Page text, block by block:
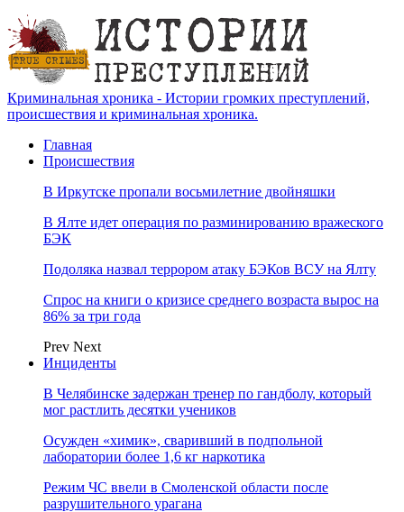
Криминальная хроника - Истории громких преступлений,
происшествия и криминальная хроника.
Главная
Происшествия
В Иркутске пропали восьмилетние двойняшки
В Ялте идет операция по разминированию вражеского
БЭК
Подоляка назвал террором атаку БЭКов ВСУ на Ялту
Спрос на книги о кризисе среднего возраста вырос на
86% за три года
Prev Next
Инциденты
В Челябинске задержан тренер по гандболу, который
мог растлить десятки учеников
Осужден «химик», сваривший в подпольной
лаборатории более 1,6 кг наркотика
Режим ЧС ввели в Смоленской области после
разрушительного урагана